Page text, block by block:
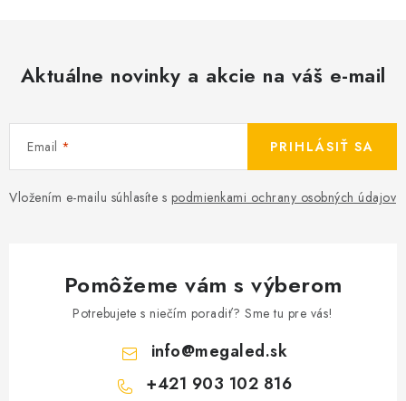
Aktuálne novinky a akcie na váš e-mail
Email
Vložením e-mailu súhlasíte s podmienkami ochrany osobných údajov
PRIHLÁSIŤ SA
Pomôžeme vám s výberom
Potrebujete s niečím poradiť? Sme tu pre vás!
info@megaled.sk
+421 903 102 816